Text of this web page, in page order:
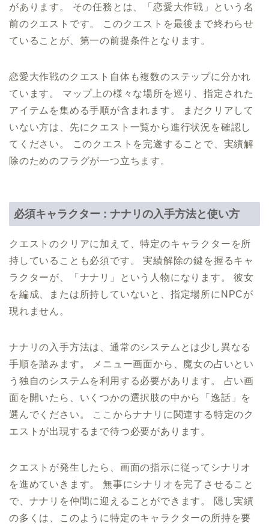
があります。 その任務とは、「恋愛大作戦」という名
前のクエストです。 このクエストを最後まで終わらせ
ていることが、第一の前提条件となります。
恋愛大作戦のクエスト自体も複数のステップに分かれ
ています。 マップ上の様々な場所を巡り、指定された
アイテムを集める手順が含まれます。 まだクリアして
いない方は、先にクエスト一覧から進行状況を確認し
てください。 このクエストを完遂することで、実績解
除のためのフラグが一つ立ちます。
必須キャラクター : ナナリの入手方法と使い方
クエストのクリアに加えて、特定のキャラクターを所
持していることも必須です。 実績解除の鍵を握るキャ
ラクターが、「ナナリ」という人物になります。 彼女
を編成、または所持していないと、指定場所にNPCが
現れません。
ナナリの入手方法は、通常のシステムとは少し異なる
手順を踏みます。 メニュー画面から、魔女の占いとい
う独自のシステムを利用する必要があります。 占い画
面を開いたら、いくつかの選択肢の中から「逸話」を
選んでください。 ここからナナリに関連する特定のク
エストが出現するまで待つ必要があります。
クエストが発生したら、画面の指示に従ってシナリオ
を進めていきます。 無事にシナリオを完了させること
で、ナナリを仲間に迎えることができます。 隠し実績
の多くは、このように特定のキャラクターの所持を要